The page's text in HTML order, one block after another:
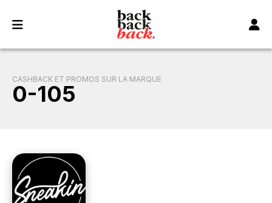
CASHBACK ET PROMOS SUR LA MARQUE
0-105